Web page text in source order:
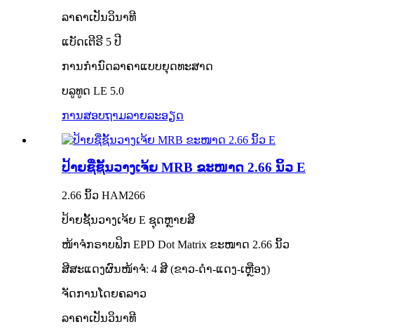
ລາຄາເປັນວິນາທີ
ແບັດເຕີຣີ 5 ປີ
ການກຳນົດລາຄາແບບຍຸດທະສາດ
ບລູທູດ LE 5.0
ການສອບຖາມລາຍລະອຽດ
ປ້າຍຊື່ຊັ້ນວາງເຈ້ຍ MRB ຂະໜາດ 2.66 ນິ້ວ E
2.66 ນິ້ວ HAM266
ປ້າຍຊັ້ນວາງເຈ້ຍ E ຊຸດຫຼາຍສີ
ໜ້າຈໍກຣາບຟິກ EPD Dot Matrix ຂະໜາດ 2.66 ນິ້ວ
ສີສະແດງຜົນໜ້າຈໍ: 4 ສີ (ຂາວ-ດຳ-ແດງ-ເຫຼືອງ)
ຈັດການໂດຍຄລາວ
ລາຄາເປັນວິນາທີ